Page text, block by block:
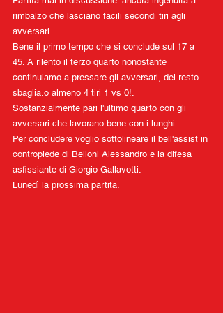
rimbalzo che lasciano facili secondi tiri agli
avversari.
Bene il primo tempo che si conclude sul 17 a
45. A rilento il terzo quarto nonostante
continuiamo a pressare gli avversari, del resto
sbaglia.o almeno 4 tiri 1 vs 0!.
Sostanzialmente pari l'ultimo quarto con gli
avversari che lavorano bene con i lunghi.
Per concludere voglio sottolineare il bell'assist in
contropiede di Belloni Alessandro e la difesa
asfissiante di Giorgio Gallavotti.
Lunedì la prossima partita.